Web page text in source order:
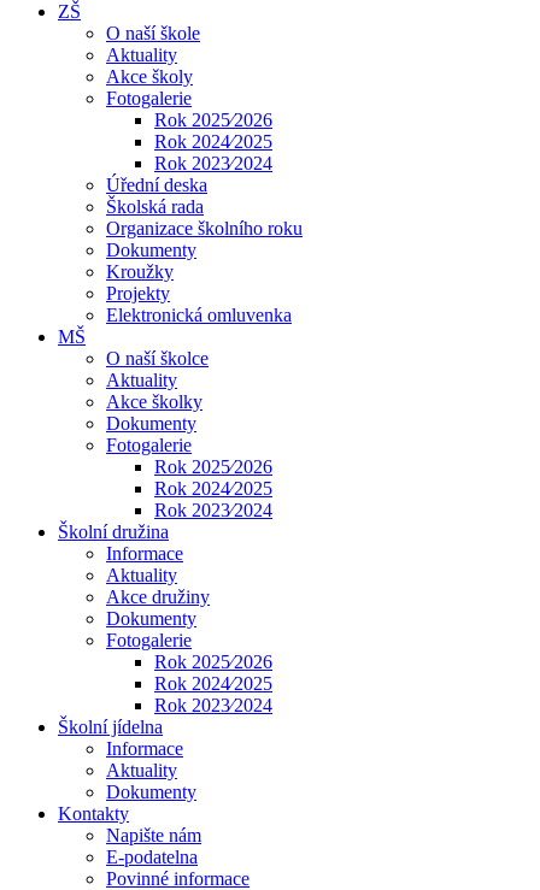
ZŠ
O naší škole
Aktuality
Akce školy
Fotogalerie
Rok 2025⁄2026
Rok 2024⁄2025
Rok 2023⁄2024
Úřední deska
Školská rada
Organizace školního roku
Dokumenty
Kroužky
Projekty
Elektronická omluvenka
MŠ
O naší školce
Aktuality
Akce školky
Dokumenty
Fotogalerie
Rok 2025⁄2026
Rok 2024⁄2025
Rok 2023⁄2024
Školní družina
Informace
Aktuality
Akce družiny
Dokumenty
Fotogalerie
Rok 2025⁄2026
Rok 2024⁄2025
Rok 2023⁄2024
Školní jídelna
Informace
Aktuality
Dokumenty
Kontakty
Napište nám
E-podatelna
Povinné informace